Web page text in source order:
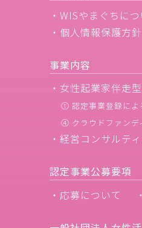
・WISやまぐちに
・個人情報保護方針
事業内容
・女性起業家伴走
① 認定事業登録によ
④ クラウドファンデ
・経営コンサルテ
認定事業公募要項
・応募について